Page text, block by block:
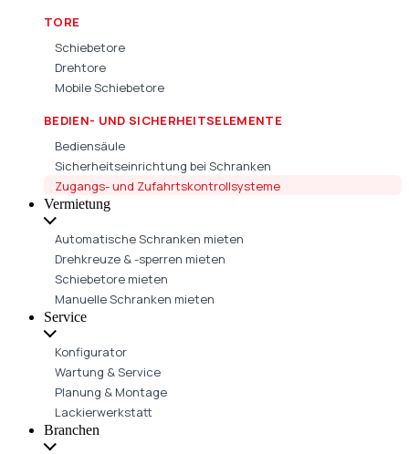
TORE
Schiebetore
Drehtore
Mobile Schiebetore
BEDIEN- UND SICHERHEITSELEMENTE
Bediensäule
Sicherheitseinrichtung bei Schranken
Zugangs- und Zufahrtskontrollsysteme
Vermietung
Automatische Schranken mieten
Drehkreuze & -sperren mieten
Schiebetore mieten
Manuelle Schranken mieten
Service
Konfigurator
Wartung & Service
Planung & Montage
Lackierwerkstatt
Branchen